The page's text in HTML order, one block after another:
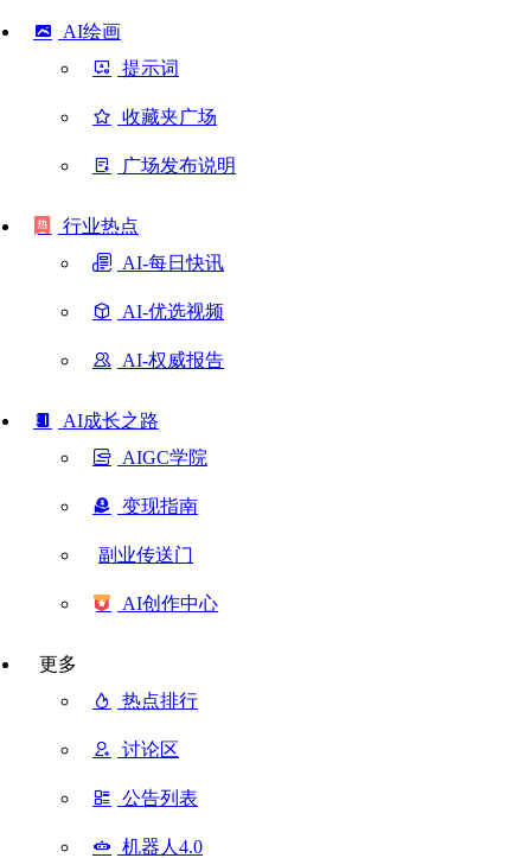
AI绘画
提示词
收藏夹广场
广场发布说明
行业热点
AI-每日快讯
AI-优选视频
AI-权威报告
AI成长之路
AIGC学院
变现指南
副业传送门
AI创作中心
更多
热点排行
讨论区
公告列表
机器人4.0